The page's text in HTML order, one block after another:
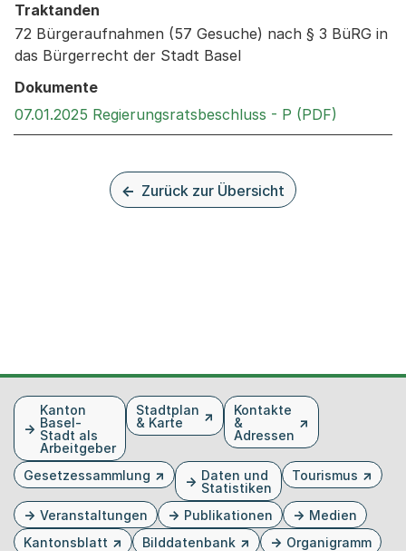
Traktanden
72 Bürgeraufnahmen (57 Gesuche) nach § 3 BüRG in
das Bürgerrecht der Stadt Basel
Dokumente
07.01.2025 Regierungsratsbeschluss - P (PDF)
Zurück zur Übersicht
FusszeileKanton
Basel-
Stadt als
Arbeitgeber
Stadtplan
& Karte
Kontakte
&
Adressen
Gesetzessammlung
Daten und
Statistiken
Tourismus
Veranstaltungen Publikationen
Medien
Kantonsblatt
Bilddatenbank Organigramm